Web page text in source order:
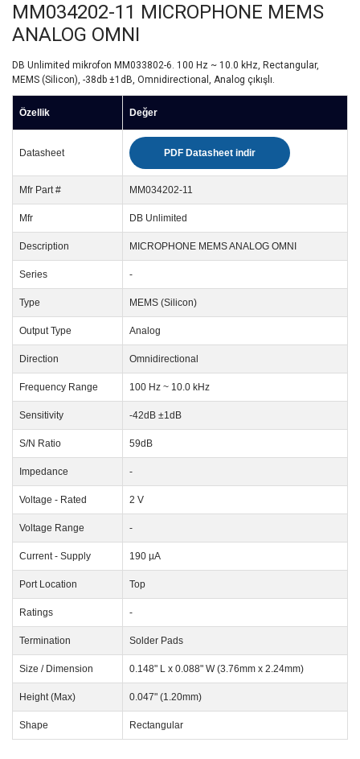
MM034202-11 MICROPHONE MEMS
ANALOG OMNI
DB Unlimited mikrofon MM033802-6. 100 Hz ~ 10.0 kHz, Rectangular,
MEMS (Silicon), -38db ±1dB, Omnidirectional, Analog çıkışlı.
Özellik Değer
Datasheet PDF Datasheet indir
Mfr Part # MM034202-11
Mfr DB Unlimited
Description MICROPHONE MEMS ANALOG OMNI
Series -
Type MEMS (Silicon)
Output Type Analog
Direction Omnidirectional
Frequency Range 100 Hz ~ 10.0 kHz
Sensitivity -42dB ±1dB
S/N Ratio 59dB
Impedance -
Voltage - Rated 2 V
Voltage Range -
Current - Supply 190 µA
Port Location Top
Ratings -
Termination Solder Pads
Size / Dimension 0.148" L x 0.088" W (3.76mm x 2.24mm)
Height (Max) 0.047" (1.20mm)
Shape Rectangular